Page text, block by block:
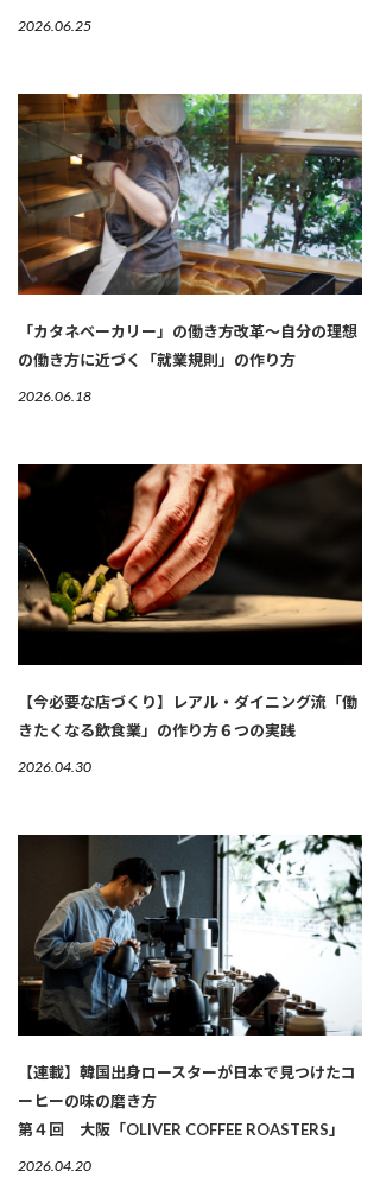
2026.06.25
「カタネベーカリー」の働き方改革～自分の理想
の働き方に近づく「就業規則」の作り方
2026.06.18
【今必要な店づくり】レアル・ダイニング流「働
きたくなる飲食業」の作り方６つの実践
2026.04.30
【連載】韓国出身ロースターが日本で見つけたコ
ーヒーの味の磨き方
第４回 大阪「OLIVER COFFEE ROASTERS」
2026.04.20